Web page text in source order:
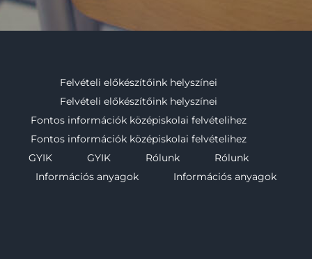
Felvételi előkészítőink helyszínei
Felvételi előkészítőink helyszínei
Fontos információk középiskolai felvételihez
Fontos információk középiskolai felvételihez
GYIK
GYIK Rólunk
Rólunk
Információs anyagok
Információs anyagok